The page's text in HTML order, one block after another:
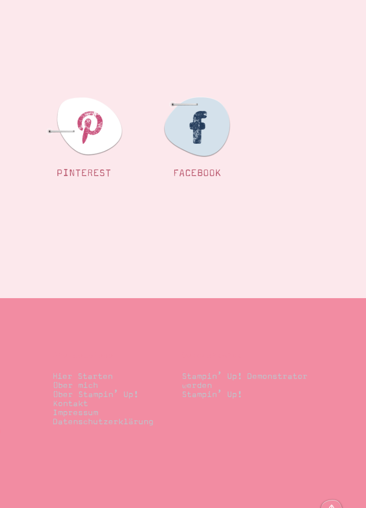
PINTEREST FACEBOOK
Hier Starten
Über mich
Über Stampin’ Up!
Kontakt
Impressum
Datenschutzerklärung
Stampin’ Up! Demonstrator
werden
Stampin’ Up!